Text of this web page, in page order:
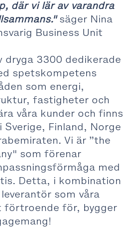
där vi lär av varandra
säger Nina
Business Unit
dryga 3300 dedikerade
spetskompetens
som energi,
fastigheter och
våra kunder och finns
Sverige, Finland, Norge
Vi är ”the
som förenar
med
Detta, i kombination
som våra
förtroende för, bygger